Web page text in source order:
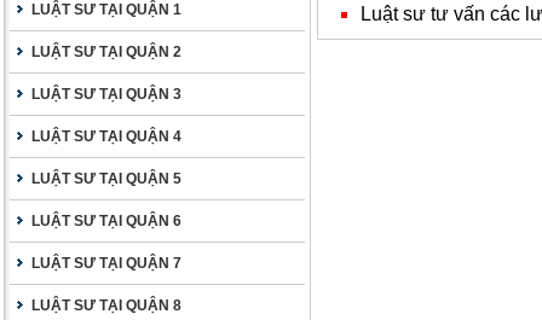
LUẬT SƯ TẠI QUẬN 1
LUẬT SƯ TẠI QUẬN 2
LUẬT SƯ TẠI QUẬN 3
LUẬT SƯ TẠI QUẬN 4
LUẬT SƯ TẠI QUẬN 5
LUẬT SƯ TẠI QUẬN 6
LUẬT SƯ TẠI QUẬN 7
LUẬT SƯ TẠI QUẬN 8
Luật sư tư vấn các